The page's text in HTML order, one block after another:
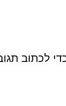
לכתוב